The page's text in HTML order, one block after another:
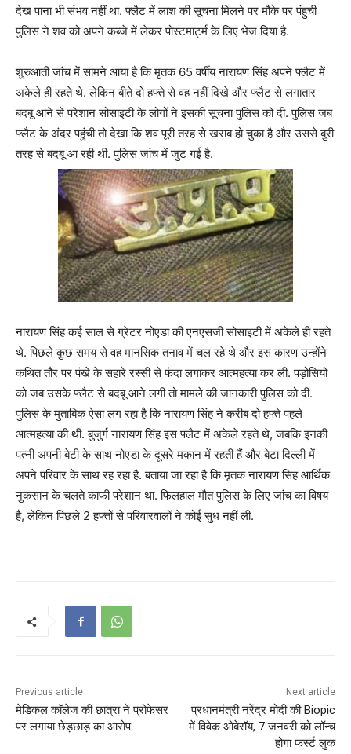
देख पाना भी संभव नहीं था. फ्लैट में लाश की सूचना मिलने पर मौके पर पंहुची
पुलिस ने शव को अपने कब्जे में लेकर पोस्टमार्ट्म के लिए भेज दिया है.
शुरुआती जांच में सामने आया है कि मृतक 65 वर्षीय नारायण सिंह अपने फ्लैट में
अकेले ही रहते थे. लेकिन बीते दो हफ्ते से वह नहीं दिखे और फ्लैट से लगातार
बदबू आने से परेशान सोसाइटी के लोगों ने इसकी सूचना पुलिस को दी. पुलिस जब
फ्लैट के अंदर पहुंची तो देखा कि शव पूरी तरह से खराब हो चुका है और उससे बुरी
तरह से बदबू आ रही थी. पुलिस जांच में जुट गई है.
नारायण सिंह कई साल से ग्रेटर नोएडा की एनएसजी सोसाइटी में अकेले ही रहते
थे. पिछले कुछ समय से वह मानसिक तनाव में चल रहे थे और इस कारण उन्होंने
कथित तौर पर पंखे के सहारे रस्सी से फंदा लगाकर आत्महत्या कर ली. पड़ोसियों
को जब उसके फ्लैट से बदबू आने लगी तो मामले की जानकारी पुलिस को दी.
पुलिस के मुताबिक ऐसा लग रहा है कि नारायण सिंह ने करीब दो हफ्ते पहले
आत्महत्या की थी. बुजुर्ग नारायण सिंह इस फ्लैट में अकेले रहते थे, जबकि इनकी
पत्नी अपनी बेटी के साथ नोएडा के दूसरे मकान में रहती हैं और बेटा दिल्ली में
अपने परिवार के साथ रह रहा है. बताया जा रहा है कि मृतक नारायण सिंह आर्थिक
नुकसान के चलते काफी परेशान था. फिलहाल मौत पुलिस के लिए जांच का विषय
है, लेकिन पिछले 2 हफ्तों से परिवारवालों ने कोई सुध नहीं ली.
Previous article
मेडिकल कॉलेज की छात्रा ने प्रोफेसर
पर लगाया छेड़छाड़ का आरोप
Next article
प्रधानमंत्री नरेंद्र मोदी की Biopic
में विवेक ओबेरॉय, 7 जनवरी को लॉन्च
होगा फर्स्ट लुक